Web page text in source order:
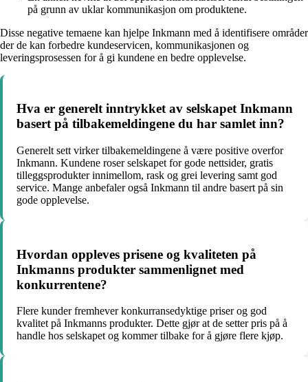
på grunn av uklar kommunikasjon om produktene.
Disse negative temaene kan hjelpe Inkmann med å identifisere områder
der de kan forbedre kundeservicen, kommunikasjonen og
leveringsprosessen for å gi kundene en bedre opplevelse.
Hva er generelt inntrykket av selskapet Inkmann
basert på tilbakemeldingene du har samlet inn?
Generelt sett virker tilbakemeldingene å være positive overfor
Inkmann. Kundene roser selskapet for gode nettsider, gratis
tilleggsprodukter innimellom, rask og grei levering samt god
service. Mange anbefaler også Inkmann til andre basert på sin
gode opplevelse.
Hvordan oppleves prisene og kvaliteten på
Inkmanns produkter sammenlignet med
konkurrentene?
Flere kunder fremhever konkurransedyktige priser og god
kvalitet på Inkmanns produkter. Dette gjør at de setter pris på å
handle hos selskapet og kommer tilbake for å gjøre flere kjøp.